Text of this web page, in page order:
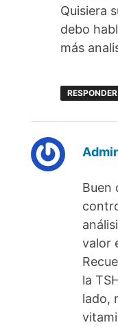
Quisiera
debo
más
RESPONDER
Buen
valor
la
lado,